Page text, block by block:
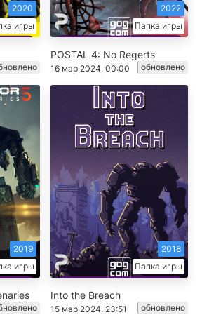
игры
2020
Папка игры
2022
POSTAL 4: No Regerts
16 мар 2024, 00:00 обновлено
игры
2019
Папка игры
2018
Into the Breach
15 мар 2024, 23:51 обновлено